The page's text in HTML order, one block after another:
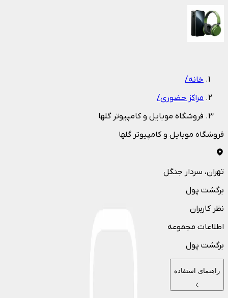
خانه/
مراکز حضوری/
فروشگاه موبایل و کامپیوتر گلها
فروشگاه موبایل و کامپیوتر گلها
تهران، سردار جنگل
برگشت پول
نظر کاربران
اطلاعات مجموعه
برگشت پول
راهنمای استفاده